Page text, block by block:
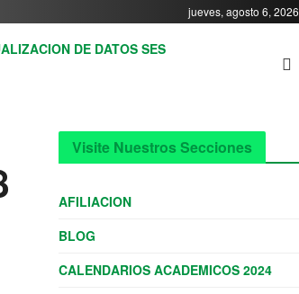
jueves, agosto 6, 2026
DE DATOS SES
Visite Nuestros Secciones
AFILIACION
BLOG
CALENDARIOS ACADEMICOS 2024